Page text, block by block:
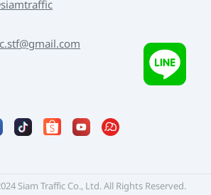
Siam Traffic Co., Ltd. All Rights Reserved.